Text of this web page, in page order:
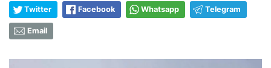
Twitter Facebook Whatsapp Telegram
Email